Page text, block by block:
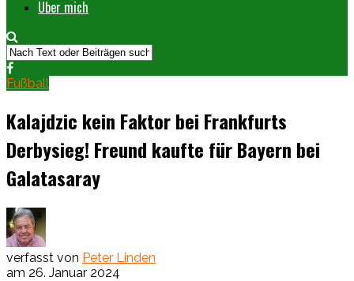
Über mich
Fußball
Kalajdzic kein Faktor bei Frankfurts
Derbysieg! Freund kaufte für Bayern bei
Galatasaray
verfasst von Peter Linden
am 26. Januar 2024